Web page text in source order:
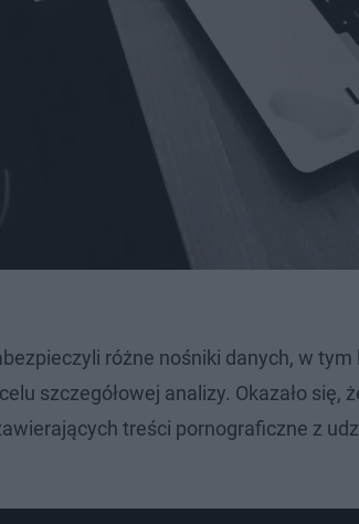
różne nośniki danych, w
szczegółowej analizy. Okazało się,
treści pornograficzne z